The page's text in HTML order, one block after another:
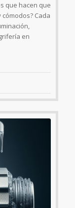
que hacen que
Cada
en